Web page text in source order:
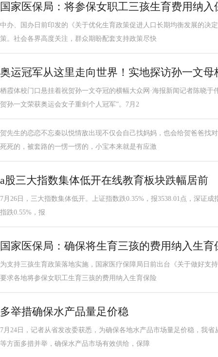
国家医保局：将参保女职工三孩生育费用纳入
中办、国办日前印发的《关于优化生育政策促进人口长期均衡发展的决
策。社会各界高度关注，群众期盼配套支持政策尽快
奥运冠军从这里走向世界！实地探访孙一文母
栖霞体校门口悬挂着祝贺孙一文夺冠的横幅大众网·海报新闻记者陈晓于
贺孙一文荣获奥运会女子重剑个人冠军”。7月2
贺先生的恋恋不忘秦以悦情敌出现不仅会自己找妈妈，也会给贺爸爸找
死死的，被套路的一愣一愣的，小宝本来就是有应激
a股三大指数集体低开在线教育板块跌幅居前
7月26日，三大指数集体低开。上证指数跌0.35%，报3538.01点，深证成
指跌0.55%，报
国家医保局：确保将生育三孩的费用纳入生育
为支持三孩生育政策落地实施，国家医疗保障局日前出台《关于做好支
要求各地将参保女职工生育三孩的费用纳入生育保险
多举措确保水产品量足价稳
7月24日，记者从省发改委获悉，为确保各地水产品市场量足价稳，我
等方面多措并举，确保水产品市场有效供给，保障